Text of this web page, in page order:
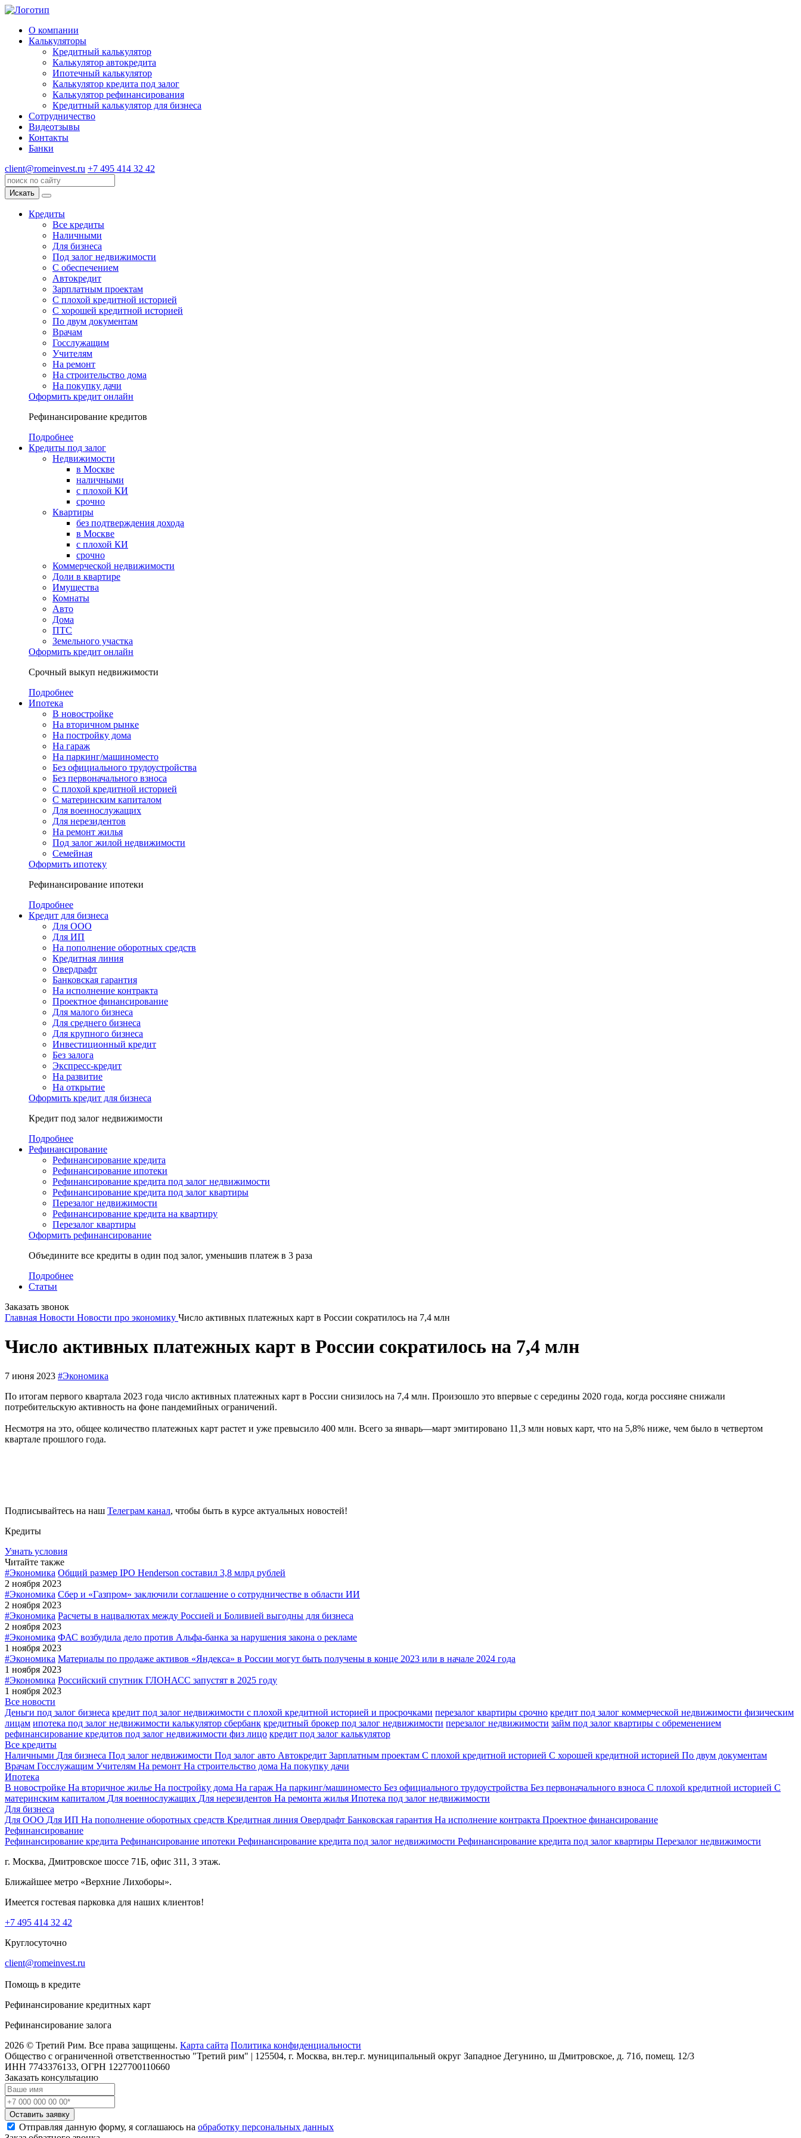
О компании
Калькуляторы
Кредитный калькулятор
Калькулятор автокредита
Ипотечный калькулятор
Калькулятор кредита под залог
Калькулятор рефинансирования
Кредитный калькулятор для бизнеса
Сотрудничество
Видеотзывы
Контакты
Банки
client@romeinvest.ru +7 495 414 32 42
Искать
Кредиты
Все кредиты
Наличными
Для бизнеса
Под залог недвижимости
С обеспечением
Автокредит
Зарплатным проектам
С плохой кредитной историей
С хорошей кредитной историей
По двум документам
Врачам
Госслужащим
Учителям
На ремонт
На строительство дома
На покупку дачи
Оформить кредит онлайн
Рефинансирование кредитов
Подробнее
Кредиты под залог
Недвижимости
в Москве
наличными
с плохой КИ
срочно
Квартиры
без подтверждения дохода
в Москве
с плохой КИ
срочно
Коммерческой недвижимости
Доли в квартире
Имущества
Комнаты
Авто
Дома
ПТС
Земельного участка
Оформить кредит онлайн
Срочный выкуп недвижимости
Подробнее
Ипотека
В новостройке
На вторичном рынке
На постройку дома
На гараж
На паркинг/машиноместо
Без официального трудоустройства
Без первоначального взноса
С плохой кредитной историей
С материнским капиталом
Для военнослужащих
Для нерезидентов
На ремонт жилья
Под залог жилой недвижимости
Семейная
Оформить ипотеку
Рефинансирование ипотеки
Подробнее
Кредит для бизнеса
Для ООО
Для ИП
На пополнение оборотных средств
Кредитная линия
Овердрафт
Банковская гарантия
На исполнение контракта
Проектное финансирование
Для малого бизнеса
Для среднего бизнеса
Для крупного бизнеса
Инвестиционный кредит
Без залога
Экспресс-кредит
На развитие
На открытие
Оформить кредит для бизнеса
Кредит под залог недвижимости
Подробнее
Рефинансирование
Рефинансирование кредита
Рефинансирование ипотеки
Рефинансирование кредита под залог недвижимости
Рефинансирование кредита под залог квартиры
Перезалог недвижимости
Рефинансирование кредита на квартиру
Перезалог квартиры
Оформить рефинансирование
Объедините все кредиты в один под залог, уменьшив платеж в 3 раза
Подробнее
Статьи
Заказать звонок
Главная Новости Новости про экономику Число активных платежных карт в России сократилось на 7,4 млн
Число активных платежных карт в России сократилось на 7,4 млн
7 июня 2023 #Экономика
По итогам первого квартала 2023 года число активных платежных карт в России снизилось на 7,4 млн. Произошло это впервые с середины 2020 года, когда россияне снижали
потребительскую активность на фоне пандемийных ограничений.
Несмотря на это, общее количество платежных карт растет и уже превысило 400 млн. Всего за январь—март эмитировано 11,3 млн новых карт, что на 5,8% ниже, чем было в четвертом
квартале прошлого года.
Подписывайтесь на наш Телеграм канал, чтобы быть в курсе актуальных новостей!
Кредиты
Узнать условия
Читайте также
#Экономика Общий размер IPO Henderson составил 3,8 млрд рублей
2 ноября 2023
#Экономика Сбер и «Газпром» заключили соглашение о сотрудничестве в области ИИ
2 ноября 2023
#Экономика Расчеты в нацвалютах между Россией и Боливией выгодны для бизнеса
2 ноября 2023
#Экономика ФАС возбудила дело против Альфа-банка за нарушения закона о рекламе
1 ноября 2023
#Экономика Материалы по продаже активов «Яндекса» в России могут быть получены в конце 2023 или в начале 2024 года
1 ноября 2023
#Экономика Российский спутник ГЛОНАСС запустят в 2025 году
1 ноября 2023
Все новости
Деньги под залог бизнеса кредит под залог недвижимости с плохой кредитной историей и просрочками перезалог квартиры срочно кредит под залог коммерческой недвижимости физическим
лицам ипотека под залог недвижимости калькулятор сбербанк кредитный брокер под залог недвижимости перезалог недвижимости займ под залог квартиры с обременением
рефинансирование кредитов под залог недвижимости физ лицо кредит под залог калькулятор
Все кредиты
Наличными Для бизнеса Под залог недвижимости Под залог авто Автокредит Зарплатным проектам С плохой кредитной историей С хорошей кредитной историей По двум документам
Врачам Госслужащим Учителям На ремонт На строительство дома На покупку дачи
Ипотека
В новостройке На вторичное жилье На постройку дома На гараж На паркинг/машиноместо Без официального трудоустройства Без первоначального взноса С плохой кредитной историей С
материнским капиталом Для военнослужащих Для нерезидентов На ремонта жилья Ипотека под залог недвижимости
Для бизнеса
Для ООО Для ИП На пополнение оборотных средств Кредитная линия Овердрафт Банковская гарантия На исполнение контракта Проектное финансирование
Рефинансирование
Рефинансирование кредита Рефинансирование ипотеки Рефинансирование кредита под залог недвижимости Рефинансирование кредита под залог квартиры Перезалог недвижимости
г. Москва, Дмитровское шоссе 71Б, офис 311, 3 этаж.
Ближайшее метро «Верхние Лихоборы».
Имеется гостевая парковка для наших клиентов!
+7 495 414 32 42
Круглосуточно
client@romeinvest.ru
Помощь в кредите
Рефинансирование кредитных карт
Рефинансирование залога
2026 © Третий Рим. Все права защищены. Карта сайта Политика конфиденциальности
Общество с ограниченной ответственностью "Третий рим" | 125504, г. Москва, вн.тер.г. муниципальный округ Западное Дегунино, ш Дмитровское, д. 71б, помещ. 12/3
ИНН 7743376133, ОГРН 1227700110660
Заказать консультацию
Оставить заявку
Отправляя данную форму, я соглашаюсь на обработку персональных данных